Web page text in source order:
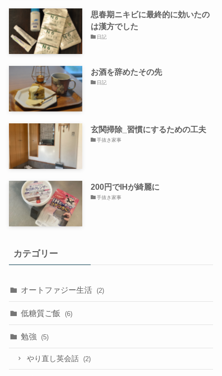
思春期ニキビに最終的に効いたの
は漢方でした
日記
お酒を辞めたその先
日記
玄関掃除_習慣にするための工夫
手抜き家事
200円でIHが綺麗に
手抜き家事
カテゴリー
オートファジー生活 (2)
低糖質ご飯 (6)
勉強 (5)
やり直し英会話 (2)